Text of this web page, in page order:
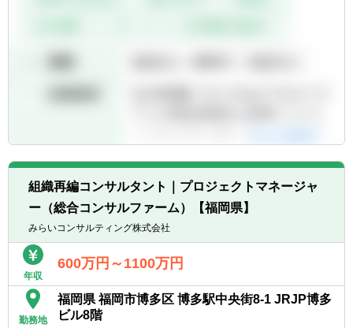
組織再編コンサルタント｜プロジェクトマネージャ
ー（総合コンサルファーム）【福岡県】
みらいコンサルティング株式会社
年収
600万円～1100万円
勤務地
福岡県 福岡市博多区 博多駅中央街8-1 JRJP博多
ビル8階